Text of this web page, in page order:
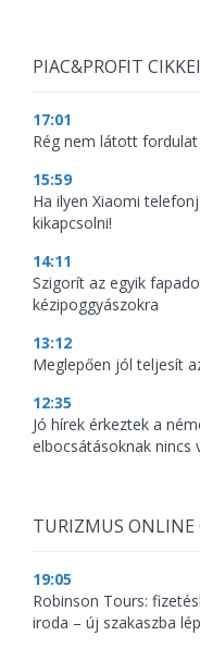
PIAC&PROFIT CIKKEI
17:01
Rég nem látott
15:59
Ha ilyen Xiaomi
kikapcsolni!
14:11
Szigorít az egyik
kézipoggyászokra
13:12
Meglepően jól teljesít
12:35
Jó hírek érkeztek a
elbocsátásoknak nincs
TURIZMUS ONLINE
19:05
Robinson Tours:
iroda – új szakaszba